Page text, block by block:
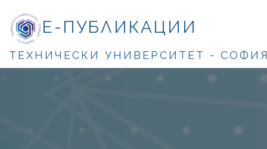
Е-ПУБЛИКАЦИИ
ТЕХНИЧЕСКИ УНИВЕРСИТЕТ -